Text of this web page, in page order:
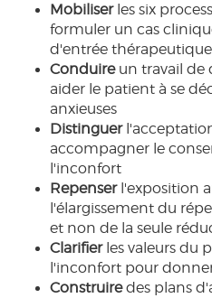
Mobiliserles six
formuler un cas
d'entrée thérapeutique
Conduireun travail de
aider le patient à se
anxieuses
Distinguer
accompagner le
l'inconfort
Repenserl'exposition
l'élargissement du
et non de la seule
Clarifierles valeurs du
l'inconfort pour
Construiredes plans